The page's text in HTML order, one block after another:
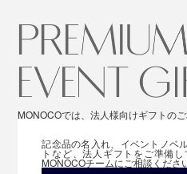
MONOCOでは、法人様向けギフトの
記念品の名入れ、イベントノベ
トなど、法人ギフトをご準備
MONOCOチームにご相談くださ